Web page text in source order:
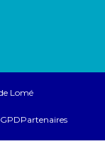
Lomé
Partenaires